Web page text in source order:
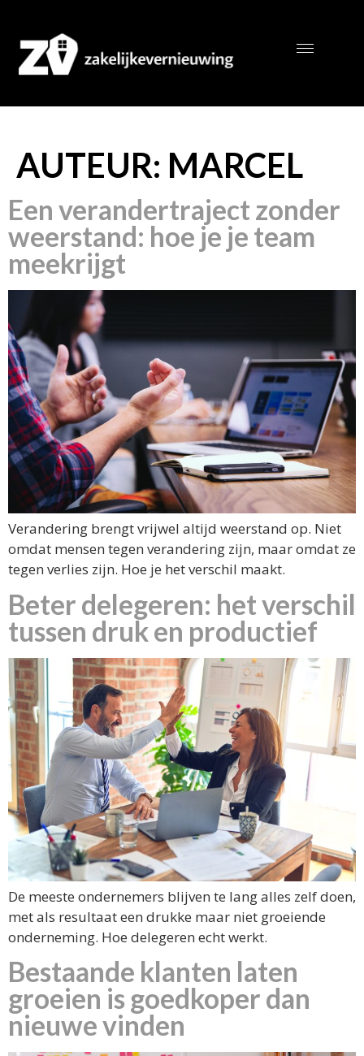
AUTEUR: MARCEL
Een verandertraject zonder
weerstand: hoe je je team
meekrijgt
Verandering brengt vrijwel altijd weerstand op. Niet
omdat mensen tegen verandering zijn, maar omdat ze
tegen verlies zijn. Hoe je het verschil maakt.
Beter delegeren: het verschil
tussen druk en productief
De meeste ondernemers blijven te lang alles zelf doen,
met als resultaat een drukke maar niet groeiende
onderneming. Hoe delegeren echt werkt.
Bestaande klanten laten
groeien is goedkoper dan
nieuwe vinden